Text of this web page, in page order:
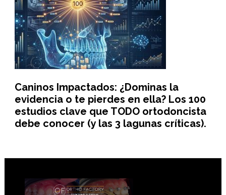
Caninos Impactados: ¿Dominas la
evidencia o te pierdes en ella? Los 100
estudios clave que TODO ortodoncista
debe conocer (y las 3 lagunas críticas).
Footer